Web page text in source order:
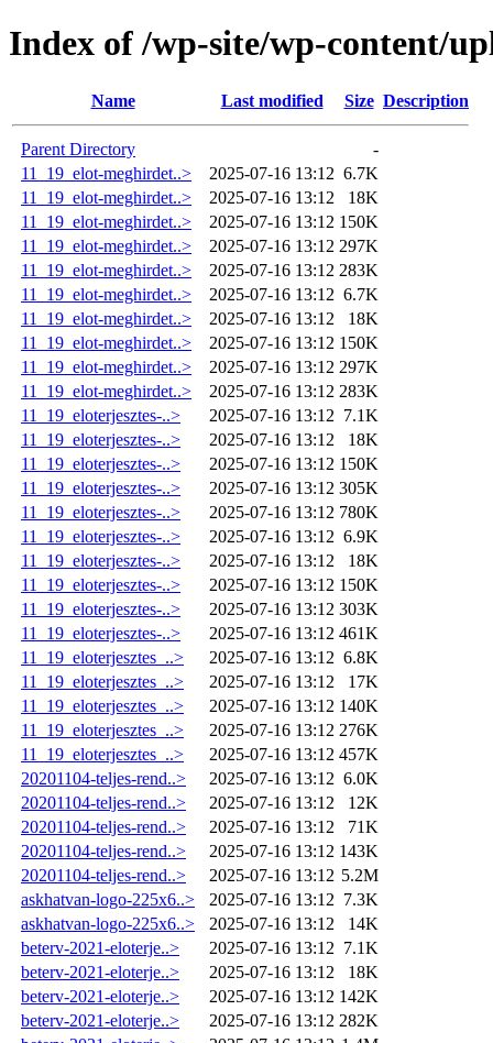
Index of /wp-site/wp-content/
Name Last modified Size Description
Parent Directory
-
11_19_elot-meghirdet..>
2025-07-16 13:12 6.7K
11_19_elot-meghirdet..>
2025-07-16 13:12
18K
11_19_elot-meghirdet..>
2025-07-16 13:12 150K
11_19_elot-meghirdet..>
2025-07-16 13:12 297K
11_19_elot-meghirdet..>
2025-07-16 13:12 283K
11_19_elot-meghirdet..>
2025-07-16 13:12 6.7K
11_19_elot-meghirdet..>
2025-07-16 13:12
18K
11_19_elot-meghirdet..>
2025-07-16 13:12 150K
11_19_elot-meghirdet..>
2025-07-16 13:12 297K
11_19_elot-meghirdet..>
2025-07-16 13:12 283K
11_19_eloterjesztes-..>
2025-07-16 13:12 7.1K
11_19_eloterjesztes-..>
2025-07-16 13:12
18K
11_19_eloterjesztes-..>
2025-07-16 13:12 150K
11_19_eloterjesztes-..>
2025-07-16 13:12 305K
11_19_eloterjesztes-..>
2025-07-16 13:12 780K
11_19_eloterjesztes-..>
2025-07-16 13:12 6.9K
11_19_eloterjesztes-..>
2025-07-16 13:12
18K
11_19_eloterjesztes-..>
2025-07-16 13:12 150K
11_19_eloterjesztes-..>
2025-07-16 13:12 303K
11_19_eloterjesztes-..>
2025-07-16 13:12 461K
11_19_eloterjesztes_..>
2025-07-16 13:12 6.8K
11_19_eloterjesztes_..>
2025-07-16 13:12
17K
11_19_eloterjesztes_..>
2025-07-16 13:12 140K
11_19_eloterjesztes_..>
2025-07-16 13:12 276K
11_19_eloterjesztes_..>
2025-07-16 13:12 457K
20201104-teljes-rend..>
2025-07-16 13:12 6.0K
20201104-teljes-rend..>
2025-07-16 13:12
12K
20201104-teljes-rend..>
2025-07-16 13:12
71K
20201104-teljes-rend..>
2025-07-16 13:12 143K
20201104-teljes-rend..>
2025-07-16 13:12 5.2M
askhatvan-logo-225x6..>
2025-07-16 13:12 7.3K
askhatvan-logo-225x6..>
2025-07-16 13:12
14K
beterv-2021-eloterje..>
2025-07-16 13:12 7.1K
beterv-2021-eloterje..>
2025-07-16 13:12
18K
beterv-2021-eloterje..>
2025-07-16 13:12 142K
beterv-2021-eloterje..>
2025-07-16 13:12 282K